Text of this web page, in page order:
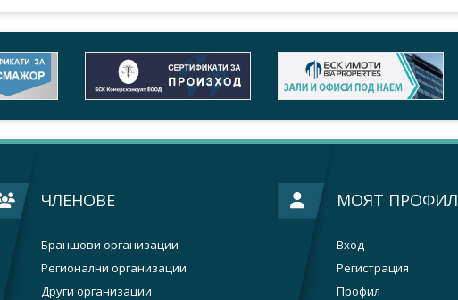
ЧЛЕНОВЕ
Браншови организации
Регионални организации
Други организации
МОЯТ ПРОФИЛ
Вход
Регистрация
Профил